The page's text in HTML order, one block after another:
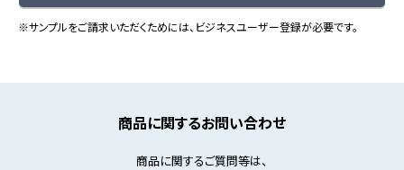
※サンプルをご請求いただくためには、ビジネスユーザー登録が必要です。
商品に関するお問い合わせ
商品に関するご質問等は、